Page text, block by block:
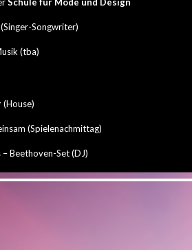
Songwriter)
(tba)
(House)
(Spielenachmittag)
Beethoven-Set (DJ)